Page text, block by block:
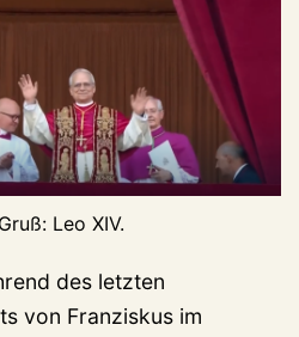
Leo XIV.
des letzten
von Franziskus im